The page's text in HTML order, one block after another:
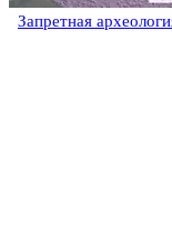
Запретная